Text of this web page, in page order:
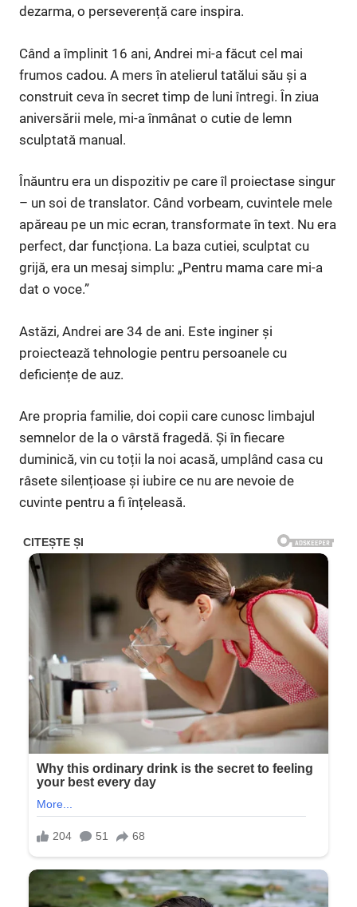
dezarma, o perseverență care inspira.
Când a împlinit 16 ani, Andrei mi-a făcut cel mai
frumos cadou. A mers în atelierul tatălui său și a
construit ceva în secret timp de luni întregi. În ziua
aniversării mele, mi-a înmânat o cutie de lemn
sculptată manual.
Înăuntru era un dispozitiv pe care îl proiectase singur
– un soi de translator. Când vorbeam, cuvintele mele
apăreau pe un mic ecran, transformate în text. Nu era
perfect, dar funcționa. La baza cutiei, sculptat cu
grijă, era un mesaj simplu: „Pentru mama care mi-a
dat o voce.”
Astăzi, Andrei are 34 de ani. Este inginer și
proiectează tehnologie pentru persoanele cu
deficiențe de auz.
Are propria familie, doi copii care cunosc limbajul
semnelor de la o vârstă fragedă. Și în fiecare
duminică, vin cu toții la noi acasă, umplând casa cu
râsete silențioase și iubire ce nu are nevoie de
cuvinte pentru a fi înțeleasă.